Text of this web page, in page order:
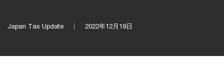
Japan Tax Update 2022年12月19日